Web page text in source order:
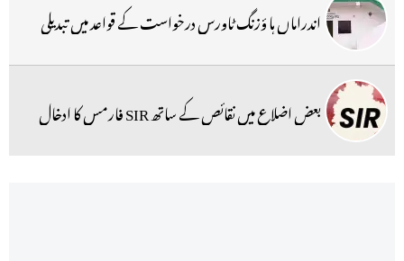
اندراماں ہا ؤزنگ ٹاورس درخواست کے قواعد میں تبدیلی
بعض اضلاع میں نقائص کے ساتھ SIR فارمس کا ادخال